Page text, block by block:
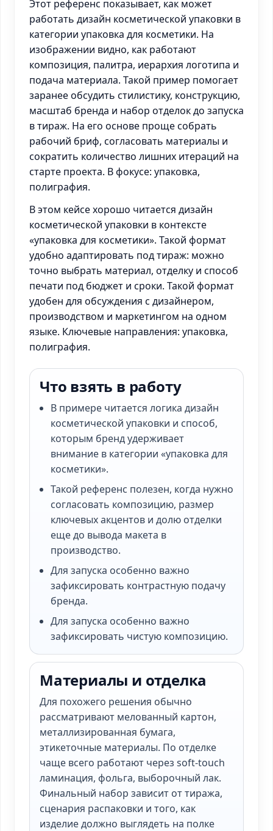
Этот референс показывает, как может
работать дизайн косметической упаковки в
категории упаковка для косметики. На
изображении видно, как работают
композиция, палитра, иерархия логотипа и
подача материала. Такой пример помогает
заранее обсудить стилистику, конструкцию,
масштаб бренда и набор отделок до запуска
в тираж. На его основе проще собрать
рабочий бриф, согласовать материалы и
сократить количество лишних итераций на
старте проекта. В фокусе: упаковка,
полиграфия.
В этом кейсе хорошо читается дизайн
косметической упаковки в контексте
«упаковка для косметики». Такой формат
удобно адаптировать под тираж: можно
точно выбрать материал, отделку и способ
печати под бюджет и сроки. Такой формат
удобен для обсуждения с дизайнером,
производством и маркетингом на одном
языке. Ключевые направления: упаковка,
полиграфия.
Что взять в работу
В примере читается логика дизайн
косметической упаковки и способ,
которым бренд удерживает
внимание в категории «упаковка для
косметики».
Такой референс полезен, когда нужно
согласовать композицию, размер
ключевых акцентов и долю отделки
еще до вывода макета в
производство.
Для запуска особенно важно
зафиксировать контрастную подачу
бренда.
Для запуска особенно важно
зафиксировать чистую композицию.
Материалы и отделка
Для похожего решения обычно
рассматривают мелованный картон,
металлизированная бумага,
этикеточные материалы. По отделке
чаще всего работают через soft-touch
ламинация, фольга, выборочный лак.
Финальный набор зависит от тиража,
сценария распаковки и того, как
изделие должно выглядеть на полке